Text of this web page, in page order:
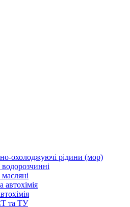
охолоджуючі рідини (мор)
та ТУ